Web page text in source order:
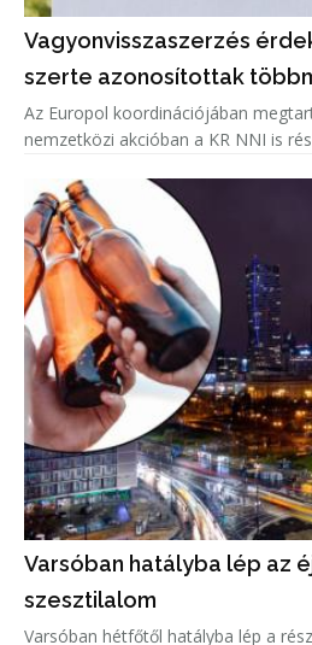
Vagyonvisszaszerzés
szerte azonosítottak
Az Europol koordinációjában
nemzetközi akcióban a KR NNI is
Varsóban hatályba lép az
szesztilalom
Varsóban hétfőtől hatályba lép a